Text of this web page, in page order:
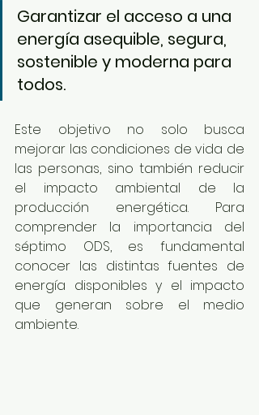
Garantizar el acceso a una
energía asequible, segura,
sostenible y moderna para
todos.
Este objetivo no solo busca
mejorar las condiciones de vida de
las personas, sino también reducir
el impacto ambiental de la
producción energética. Para
comprender la importancia del
séptimo ODS, es fundamental
conocer las distintas fuentes de
energía disponibles y el impacto
que generan sobre el medio
ambiente.